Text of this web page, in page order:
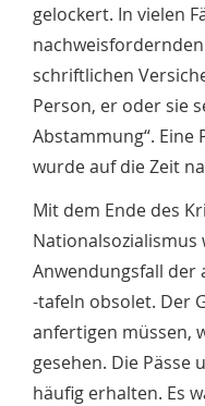
gelockert. In vielen
schriftlichen
Person, er oder sie
Abstammung“.
wurde auf die Zeit
Mit dem Ende des
Anwendungsfall der
-tafeln obsolet. Der
anfertigen müssen,
gesehen. Die Pässe
häufig erhalten. Es